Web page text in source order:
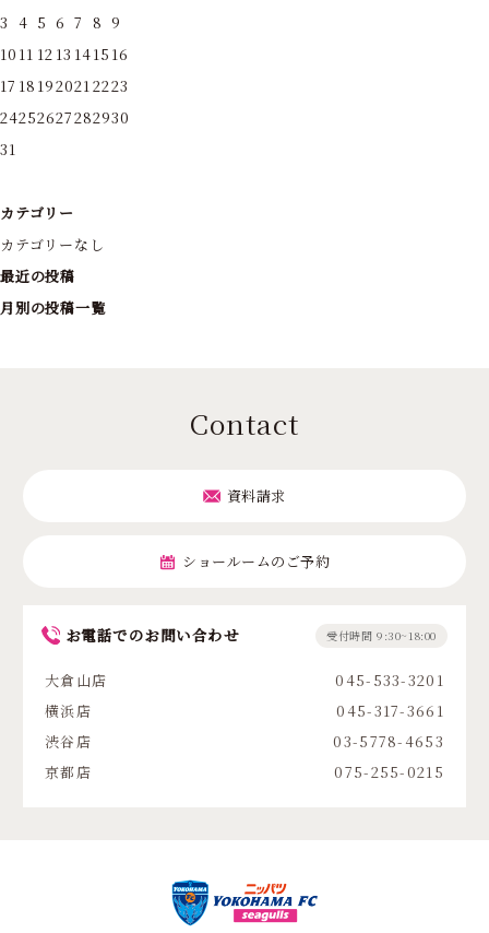
3 4 5 6 7 8 9
10 11 12 13 1415 16
17 18 1920212223
24252627282930
31
カテゴリー
カテゴリーなし
最近の投稿
月別の投稿一覧
Contact
資料請求
ショールームのご予約
お電話でのお問い合わせ 受付時間 9:30~18:00
大倉山店
045-533-3201
横浜店
045-317-3661
渋谷店
03-5778-4653
京都店
075-255-0215